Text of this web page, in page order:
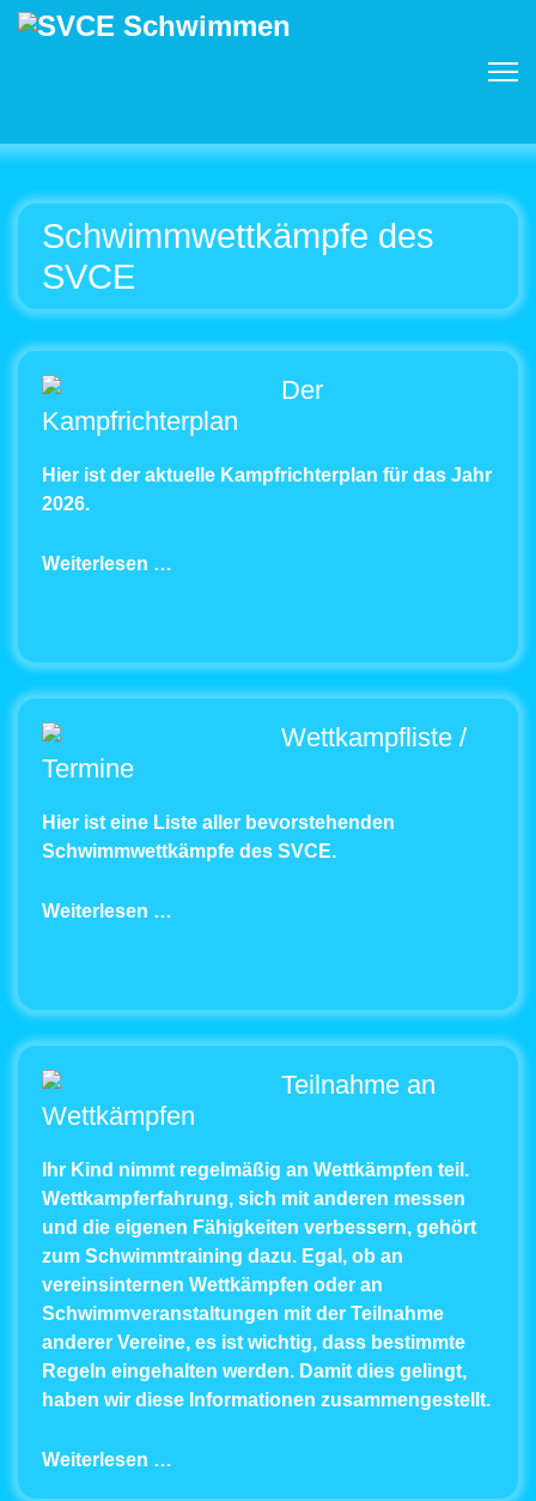
Schwimmwettkämpfe des
SVCE
Der
Kampfrichterplan
Hier ist der aktuelle Kampfrichterplan für das Jahr
2026.
Weiterlesen …
Wettkampfliste /
Termine
Hier ist eine Liste aller bevorstehenden
Schwimmwettkämpfe des SVCE.
Weiterlesen …
Teilnahme an
Wettkämpfen
Ihr Kind nimmt regelmäßig an Wettkämpfen teil.
Wettkampferfahrung, sich mit anderen messen
und die eigenen Fähigkeiten verbessern, gehört
zum Schwimmtraining dazu. Egal, ob an
vereinsinternen Wettkämpfen oder an
Schwimmveranstaltungen mit der Teilnahme
anderer Vereine, es ist wichtig, dass bestimmte
Regeln eingehalten werden. Damit dies gelingt,
haben wir diese Informationen zusammengestellt.
Weiterlesen …